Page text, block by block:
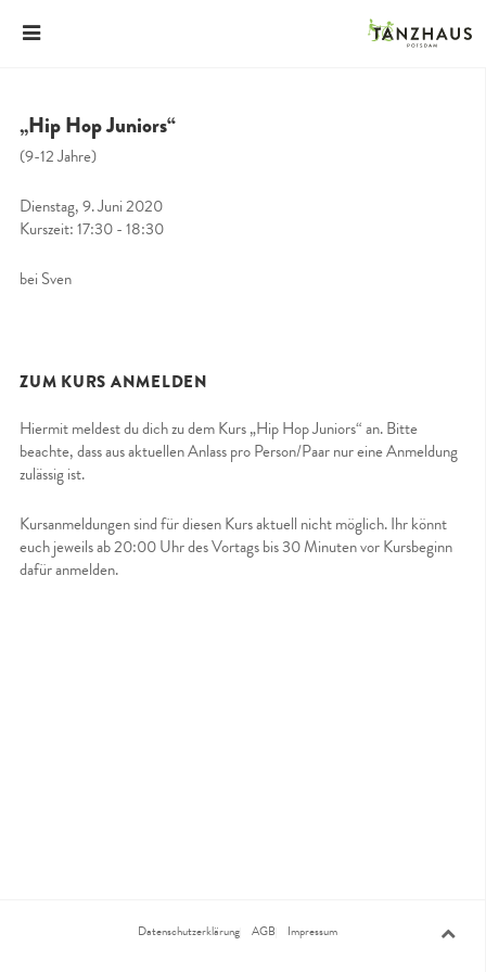
„Hip Hop Juniors“
(9-12 Jahre)
Dienstag, 9. Juni 2020
Kurszeit: 17:30 - 18:30
bei Sven
ZUM KURS ANMELDEN
Hiermit meldest du dich zu dem Kurs „Hip Hop Juniors“ an. Bitte
beachte, dass aus aktuellen Anlass pro Person/Paar nur eine Anmeldung
zulässig ist.
Kursanmeldungen sind für diesen Kurs aktuell nicht möglich. Ihr könnt
euch jeweils ab 20:00 Uhr des Vortags bis 30 Minuten vor Kursbeginn
dafür anmelden.
Datenschutzerklärung AGB Impressum